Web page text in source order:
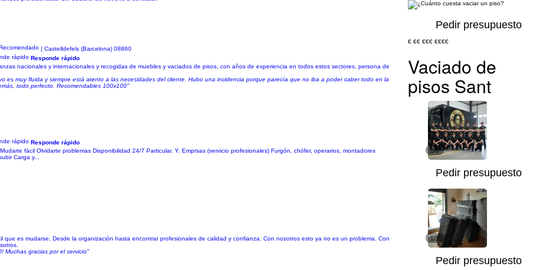
| Castelldefels (Barcelona) 08860
Responde rápido
nacionales y internacionales y recogidas de muebles y vaciados de pisos, con años de experiencia en todos estos sectores, persona de
es muy fluida y siempre está atento a las necesidades del cliente. Hubo una incidencia porque parecía que no iba a poder caber todo en la
todo perfecto. Recomendables 100x100"
Pedir presupuesto
Responde rápido
fácil Olvidarte problemas Disponibilidad 24/7 Particular. Y. Emprsas (servicio profesionales) Furgón, chófer, operarios, montadores
Carga y...
1/6
Pedir presupuesto
es mudarse. Desde la organización hasta encontrar profesionales de calidad y confianza. Con nosotros esto ya no es un problema. Con
Muchas gracias por el servicio"
1/2
Pedir presupuesto
€ €€ €€€ €€€€
Vaciado de
pisos Sant